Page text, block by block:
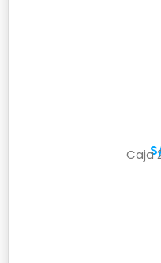
Caja